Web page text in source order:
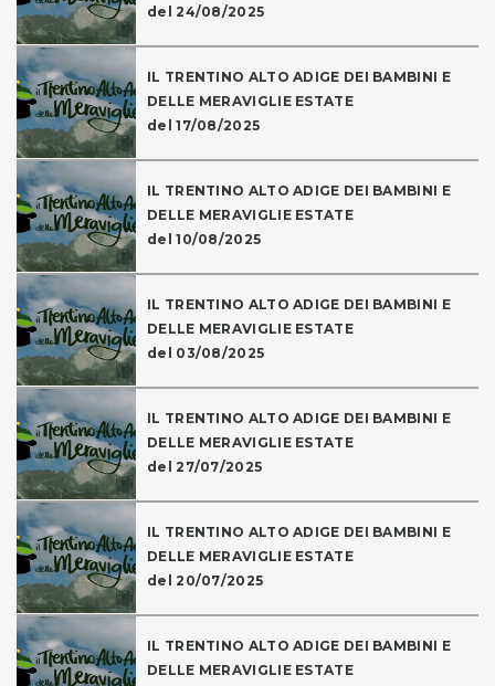
del 24/08/2025
IL TRENTINO ALTO ADIGE DEI BAMBINI E
DELLE MERAVIGLIE ESTATE
del 17/08/2025
IL TRENTINO ALTO ADIGE DEI BAMBINI E
DELLE MERAVIGLIE ESTATE
del 10/08/2025
IL TRENTINO ALTO ADIGE DEI BAMBINI E
DELLE MERAVIGLIE ESTATE
del 03/08/2025
IL TRENTINO ALTO ADIGE DEI BAMBINI E
DELLE MERAVIGLIE ESTATE
del 27/07/2025
IL TRENTINO ALTO ADIGE DEI BAMBINI E
DELLE MERAVIGLIE ESTATE
del 20/07/2025
IL TRENTINO ALTO ADIGE DEI BAMBINI E
DELLE MERAVIGLIE ESTATE